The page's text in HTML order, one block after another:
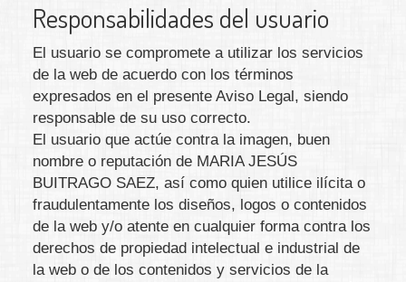
Responsabilidades del usuario
El usuario se compromete a utilizar los servicios
de la web de acuerdo con los términos
expresados en el presente Aviso Legal, siendo
responsable de su uso correcto.
El usuario que actúe contra la imagen, buen
nombre o reputación de MARIA JESÚS
BUITRAGO SAEZ, así como quien utilice ilícita o
fraudulentamente los diseños, logos o contenidos
de la web y/o atente en cualquier forma contra los
derechos de propiedad intelectual e industrial de
la web o de los contenidos y servicios de la